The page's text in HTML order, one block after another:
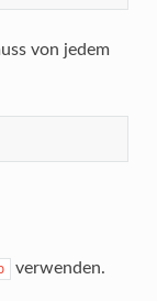
von jedem
verwenden.